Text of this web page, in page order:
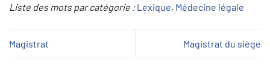
Liste des mots par catégorie :Lexique, Médecine légale
Magistrat Magistrat du siège